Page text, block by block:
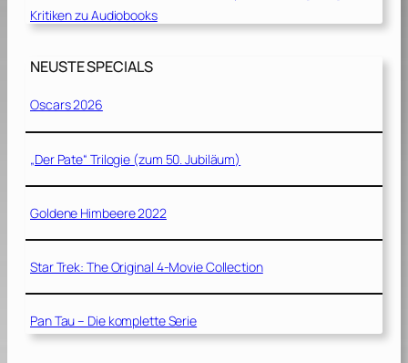
Kritiken zu Audiobooks
NEUSTE SPECIALS
Oscars 2026
„Der Pate“ Trilogie (zum 50. Jubiläum)
Goldene Himbeere 2022
Star Trek: The Original 4-Movie Collection
Pan Tau – Die komplette Serie